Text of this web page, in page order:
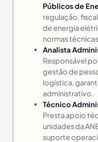
Públicos de
regulação,
de energia
normas técnicas.
Analista
Responsável
gestão de
logística,
administrativo.
Técnico
Presta apoio
unidades da
suporte